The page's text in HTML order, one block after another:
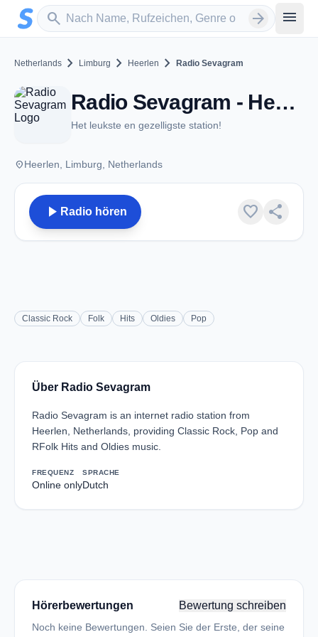
Zum Hauptinhalt springen
search
Sender suchen arrow_forward menu
Netherlands chevron_right Limburg chevron_right Heerlen chevron_right Radio Sevagram
Radio Sevagram - Heerlen
Het leukste en gezelligste station!
placeHeerlen, Limburg, Netherlands
play_arrow Radio hören favorite share
Classic Rock Folk Hits Oldies Pop
Über Radio Sevagram
Radio Sevagram is an internet radio station from
Heerlen, Netherlands, providing Classic Rock, Pop and
RFolk Hits and Oldies music.
FREQUENZ
Online only
SPRACHE
Dutch
Hörerbewertungen Bewertung schreiben
Noch keine Bewertungen. Seien Sie der Erste, der seine